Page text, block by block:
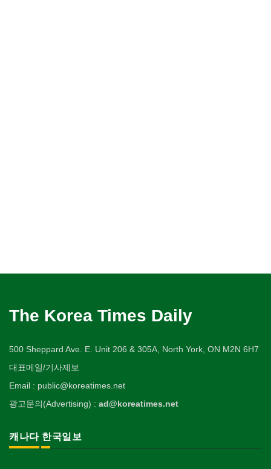
The Korea Times Daily
500 Sheppard Ave. E. Unit 206 & 305A, North York, ON M2N 6H7
대표메일/기사제보
Email : public@koreatimes.net
광고문의(Advertising) : ad@koreatimes.net
캐나다 한국일보